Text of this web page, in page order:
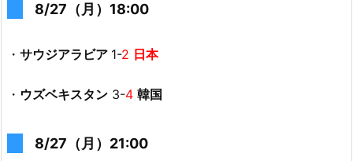
8/27（月）18:00
・ サウジアラビア 1-2 日本
・ ウズベキスタン 3-4 韓国
8/27（月）21:00